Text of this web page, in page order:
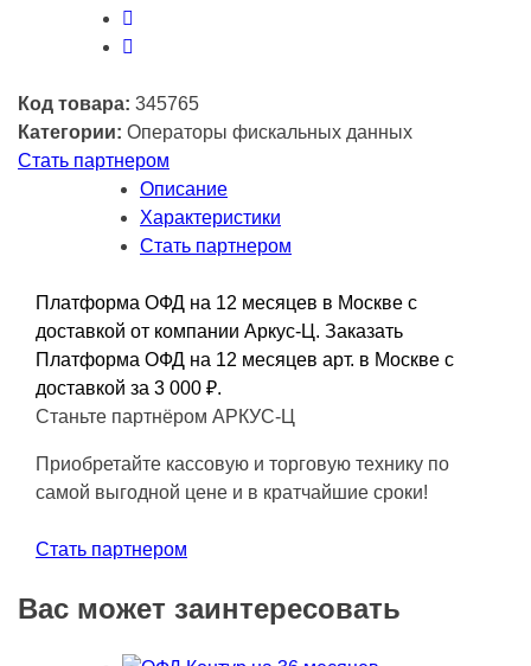
Код товара: 345765
Категории: Операторы фискальных данных
Стать партнером
Описание
Характеристики
Стать партнером
Платформа ОФД на 12 месяцев в Москве с
доставкой от компании Аркус-Ц. Заказать
Платформа ОФД на 12 месяцев арт. в Москве с
доставкой за 3 000 ₽.
Станьте партнёром АРКУС-Ц
Приобретайте кассовую и торговую технику по
самой выгодной цене и в кратчайшие сроки!
Стать партнером
Вас может заинтересовать